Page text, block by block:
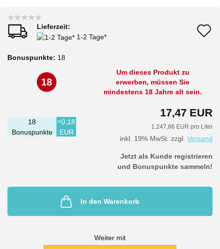
Lieferzeit:
1-2 Tage*
Bonuspunkte: 18
18
Um dieses Produkt zu
erwerben, müssen Sie
mindestens 18 Jahre alt sein.
17,47 EUR
1.247,86 EUR pro Liter
inkl. 19% MwSt. zzgl. Versand
18
Bonuspunkte
≈0,18
EUR
Jetzt als Kunde registrieren
und Bonuspunkte sammeln!
In den Warenkorb
Weiter mit